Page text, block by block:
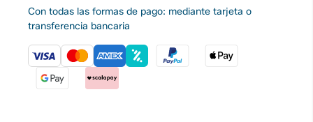
Con todas las formas de pago: mediante tarjeta o
transferencia bancaria